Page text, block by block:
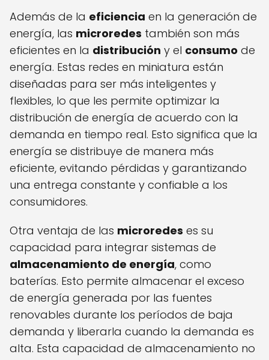
Además de la eficiencia en la generación de
energía, las microredes también son más
eficientes en la distribución y el consumo de
energía. Estas redes en miniatura están
diseñadas para ser más inteligentes y
flexibles, lo que les permite optimizar la
distribución de energía de acuerdo con la
demanda en tiempo real. Esto significa que la
energía se distribuye de manera más
eficiente, evitando pérdidas y garantizando
una entrega constante y confiable a los
consumidores.
Otra ventaja de las microredes es su
capacidad para integrar sistemas de
almacenamiento de energía, como
baterías. Esto permite almacenar el exceso
de energía generada por las fuentes
renovables durante los períodos de baja
demanda y liberarla cuando la demanda es
alta. Esta capacidad de almacenamiento no